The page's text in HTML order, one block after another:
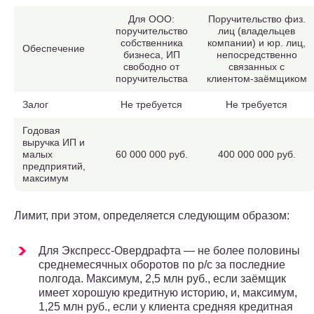
Обеспечение
Для ООО:
поручительство
собственника
бизнеса, ИП
свободно от
поручительства
Поручительство физ.
лиц (владельцев
компании) и юр. лиц,
непосредственно
связанных с
клиентом-заёмщиком
Залог Не требуется Не требуется
Годовая
выручка ИП и
малых
предприятий,
максимум
60 000 000 руб. 400 000 000 руб.
Лимит, при этом, определяется следующим образом:
Для Экспресс-Овердрафта — не более половины
среднемесячных оборотов по р/с за последние
полгода. Максимум, 2,5 млн руб., если заёмщик
имеет хорошую кредитную историю, и, максимум,
1,25 млн руб., если у клиента средняя кредитная